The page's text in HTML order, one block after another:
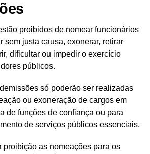
proibidos de nomear funcionários
sem justa causa, exonerar, retirar
dificultar ou impedir o exercício
públicos.
só poderão ser realizadas
ou exoneração de cargos em
de funções de confiança ou para
de serviços públicos essenciais.
proibição as nomeações para os